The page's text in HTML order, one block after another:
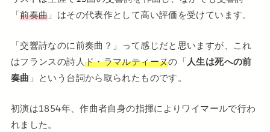
「前奏曲 」はその代表作として高い評価を受けています。
「交響詩なのに前奏曲？」って感じだと思いますが、これ
はフランスの詩人ド・ラマルティーヌの「人生は死への前
奏曲 」という台詞から取られたものです。
初演は1854年、作曲者自身の指揮によりワイマールで行わ
れました。